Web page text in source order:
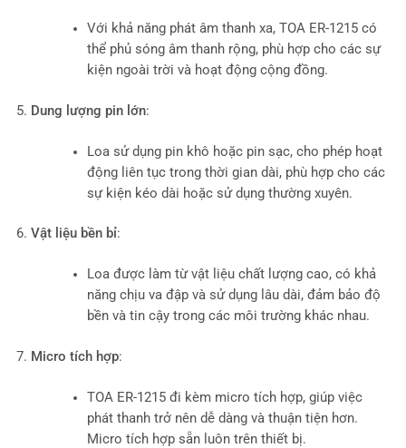
Với khả năng phát âm thanh xa, TOA ER-1215 có
thể phủ sóng âm thanh rộng, phù hợp cho các sự
kiện ngoài trời và hoạt động cộng đồng.
Dung lượng pin lớn:
Loa sử dụng pin khô hoặc pin sạc, cho phép hoạt
động liên tục trong thời gian dài, phù hợp cho các
sự kiện kéo dài hoặc sử dụng thường xuyên.
Vật liệu bền bỉ:
Loa được làm từ vật liệu chất lượng cao, có khả
năng chịu va đập và sử dụng lâu dài, đảm bảo độ
bền và tin cậy trong các môi trường khác nhau.
Micro tích hợp:
TOA ER-1215 đi kèm micro tích hợp, giúp việc
phát thanh trở nên dễ dàng và thuận tiện hơn.
Micro tích hợp sẵn luôn trên thiết bị.